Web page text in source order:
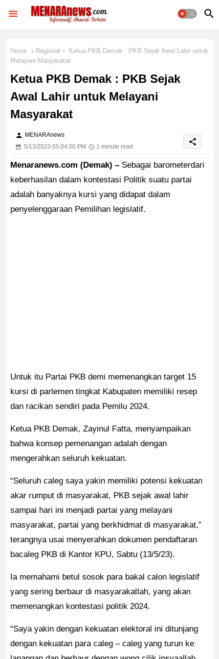
Home Regional
Ketua PKB Demak : PKB Sejak Awal Lahir untuk
Melayani Masyarakat
Ketua PKB Demak : PKB Sejak
Awal Lahir untuk Melayani
Masyarakat
person MENARAnews
5/13/2023 05:04:00 PM
1 minute read
share
Menaranews.com (Demak) – Sebagai barometerdari
keberhasilan dalam kontestasi Politik suatu partai
adalah banyaknya kursi yang didapat dalam
penyelenggaraan Pemilihan legislatif.
Untuk itu Partai PKB demi memenangkan target 15
kursi di parlemen tingkat Kabupaten memiliki resep
dan racikan sendiri pada Pemilu 2024.
Ketua PKB Demak, Zayinul Fatta, menyampaikan
bahwa konsep pemenangan adalah dengan
mengerahkan seluruh kekuatan.
“Seluruh caleg saya yakin memiliki potensi kekuatan
akar rumput di masyarakat, PKB sejak awal lahir
sampai hari ini menjadi partai yang melayani
masyarakat, partai yang berkhidmat di masyarakat,”
terangnya usai menyerahkan dokumen pendaftaran
bacaleg PKB di Kantor KPU, Sabtu (13/5/23).
Ia memahami betul sosok para bakal calon legislatif
yang sering berbaur di masyarakatlah, yang akan
memenangkan kontestasi politik 2024.
“Saya yakin dengan kekuatan elektoral ini ditunjang
dengan kekuatan para caleg – caleg yang turun ke